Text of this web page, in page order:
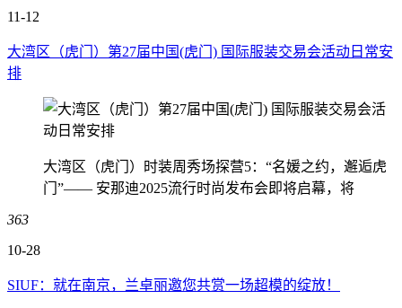
11-12
大湾区（虎门）第27届中国(虎门) 国际服装交易会活动日常安
排
大湾区（虎门）时装周秀场探营5：“名媛之约，邂逅虎
门”—— 安那迪2025流行时尚发布会即将启幕，将
363
10-28
SIUF：就在南京，兰卓丽邀您共赏一场超模的绽放！